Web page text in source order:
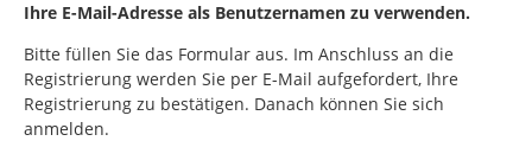
Ihre E-Mail-Adresse als Benutzernamen zu verwenden.
Bitte füllen Sie das Formular aus. Im Anschluss an die
Registrierung werden Sie per E-Mail aufgefordert, Ihre
Registrierung zu bestätigen. Danach können Sie sich
anmelden.